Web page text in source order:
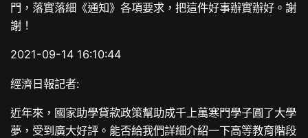
門，落實落細《通知》各項要求，把這件好事辦實辦好。謝
謝！
2021-09-14 16:10:44
經濟日報記者:
近年來，國家助學貸款政策幫助成千上萬寒門學子圓了大學
夢，受到廣大好評。能否給我們詳細介紹一下高等教育階段